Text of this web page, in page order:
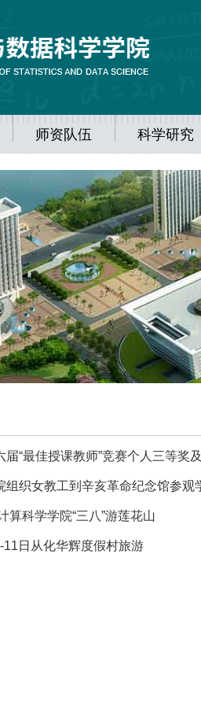
师资队伍 科学研究
届“最佳授课教师”竞赛个人三等奖
组织女教工到辛亥革命纪念馆参观
算科学学院“三八”游莲花山
11日从化华辉度假村旅游